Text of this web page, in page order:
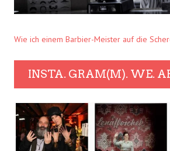
Wie ich einem Barbier-Meister auf die
INSTA. GRAM(M). WE.